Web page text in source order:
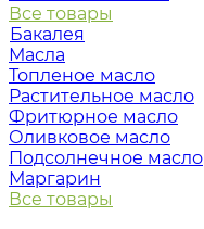
Все товары
Бакалея
Масла
Топленое масло
Растительное масло
Фритюрное масло
Оливковое масло
Подсолнечное масло
Маргарин
Все товары